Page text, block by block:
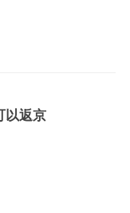
以返京